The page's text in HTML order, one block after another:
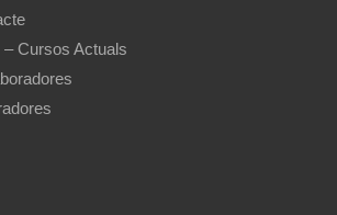
Cursos Actuals